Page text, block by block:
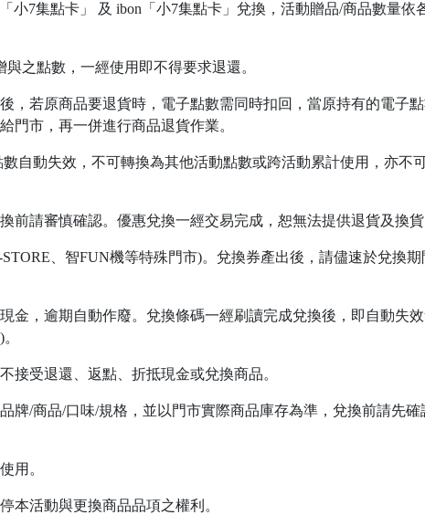
小7集點卡」 及 ibon「小7集點卡」兌換，活動贈品/商品數量依
之點數，一經使用即不得要求退還。
，若原商品要退貨時，電子點數需同時扣回，當原持有的電子
門市，再一併進行商品退貨作業。
自動失效，不可轉換為其他活動點數或跨活動累計使用，亦不
前請審慎確認。優惠兌換一經交易完成，恕無法提供退貨及換貨
、智FUN機等特殊門市)。兌換券產出後，請儘速於兌換
金，逾期自動作廢。兌換條碼一經刷讀完成兌換後，即自動失
接受退還、返點、折抵現金或兌換商品。
牌/商品/口味/規格，並以門市實際商品庫存為準，兌換前請先確
用。
本活動與更換商品品項之權利。